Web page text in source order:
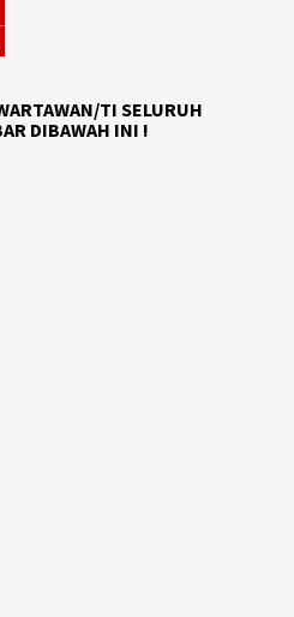
TI SELURUH
DIBAWAH INI !